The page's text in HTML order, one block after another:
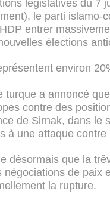
législatives du 7
le parti islamo-
entrer
élections
environ
turque a annoncé
contre des
de Sirnak, dans le
à une attaque
désormais que la
négociations de paix
la rupture.